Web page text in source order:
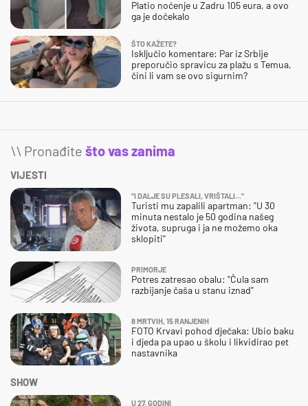
Platio noćenje u Zadru 105 eura, a ovo
ga je dočekalo
ŠTO KAŽETE?
Isključio komentare: Par iz Srbije
preporučio spravicu za plažu s Temua,
čini li vam se ovo sigurnim?
\\ Pronađite što vas zanima
VIJESTI
"I DALJE SU PLESALI, VRIŠTALI..."
Turisti mu zapalili apartman: "U 30
minuta nestalo je 50 godina našeg
života, supruga i ja ne možemo oka
sklopiti"
PRIMORJE
Potres zatresao obalu: "Čula sam
razbijanje čaša u stanu iznad"
8 MRTVIH, 15 RANJENIH
FOTO Krvavi pohod dječaka: Ubio baku
i djeda pa upao u školu i likvidirao pet
nastavnika
SHOW
U 27. GODINI